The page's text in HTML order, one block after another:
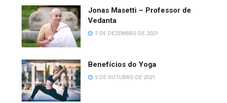
Jonas Masetti – Professor de
Vedanta
7 DE DEZEMBRO DE 2021
Benefícios do Yoga
5 DE OUTUBRO DE 2021